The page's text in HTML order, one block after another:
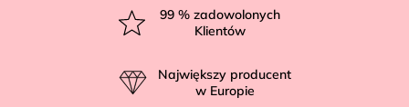
99 % zadowolonych
Klientów
Największy producent
w Europie